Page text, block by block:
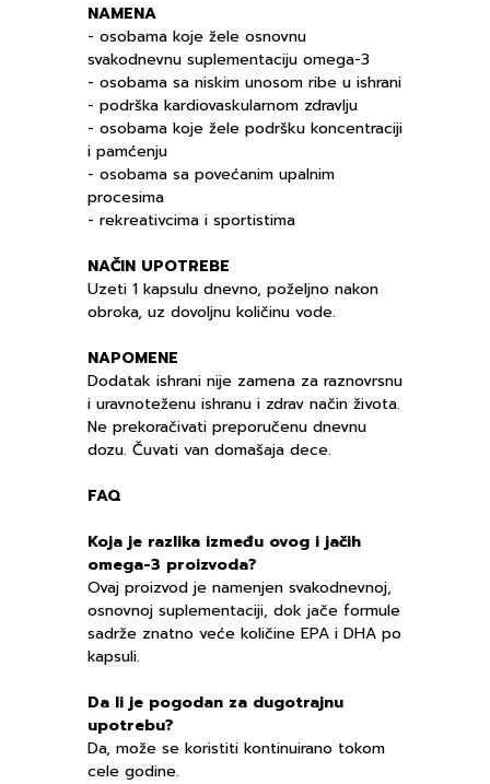
NAMENA
- osobama koje žele osnovnu
svakodnevnu suplementaciju omega-3
- osobama sa niskim unosom ribe u ishrani
- podrška kardiovaskularnom zdravlju
- osobama koje žele podršku koncentraciji
i pamćenju
- osobama sa povećanim upalnim
procesima
- rekreativcima i sportistima
NAČIN UPOTREBE
Uzeti 1 kapsulu dnevno, poželjno nakon
obroka, uz dovoljnu količinu vode.
NAPOMENE
Dodatak ishrani nije zamena za raznovrsnu
i uravnoteženu ishranu i zdrav način života.
Ne prekoračivati preporučenu dnevnu
dozu. Čuvati van domašaja dece.
FAQ
Koja je razlika između ovog i jačih
omega-3 proizvoda?
Ovaj proizvod je namenjen svakodnevnoj,
osnovnoj suplementaciji, dok jače formule
sadrže znatno veće količine EPA i DHA po
kapsuli.
Da li je pogodan za dugotrajnu
upotrebu?
Da, može se koristiti kontinuirano tokom
cele godine.